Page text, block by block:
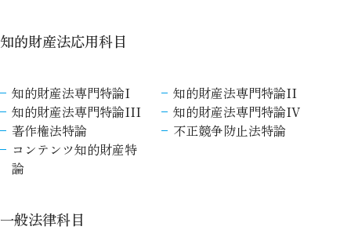
知的財産法応用科目
知的財産法専門特論I
知的財産法専門特論II
知的財産法専門特論III
知的財産法専門特論IV
著作権法特論
不正競争防止法特論
コンテンツ知的財産特
論
一般法律科目